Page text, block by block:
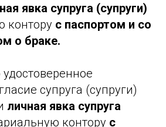
явка супруга (супруги)
контору с паспортом и со
о браке.
супруга (супруги)
личная явка супруга
контору с